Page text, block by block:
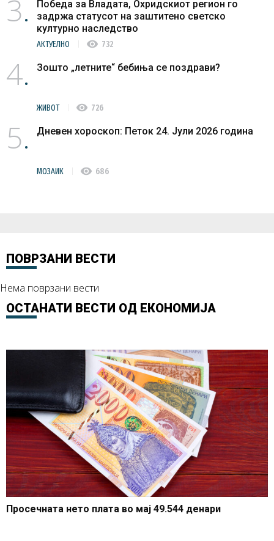
3
Победа за Владата, Охридскиот регион го
задржа статусот на заштитено светско
културно наследство
АКТУЕЛНО visibility 732
4 Зошто „летните“ бебиња се поздрави?
ЖИВОТ visibility 726
5 Дневен хороскоп: Петок 24. Јули 2026 година
МОЗАИК visibility 686
ПОВРЗАНИ ВЕСТИ
Нема поврзани вести
ОСТАНАТИ ВЕСТИ ОД ЕКОНОМИЈА
Просечната нето плата во мај 49.544 денари